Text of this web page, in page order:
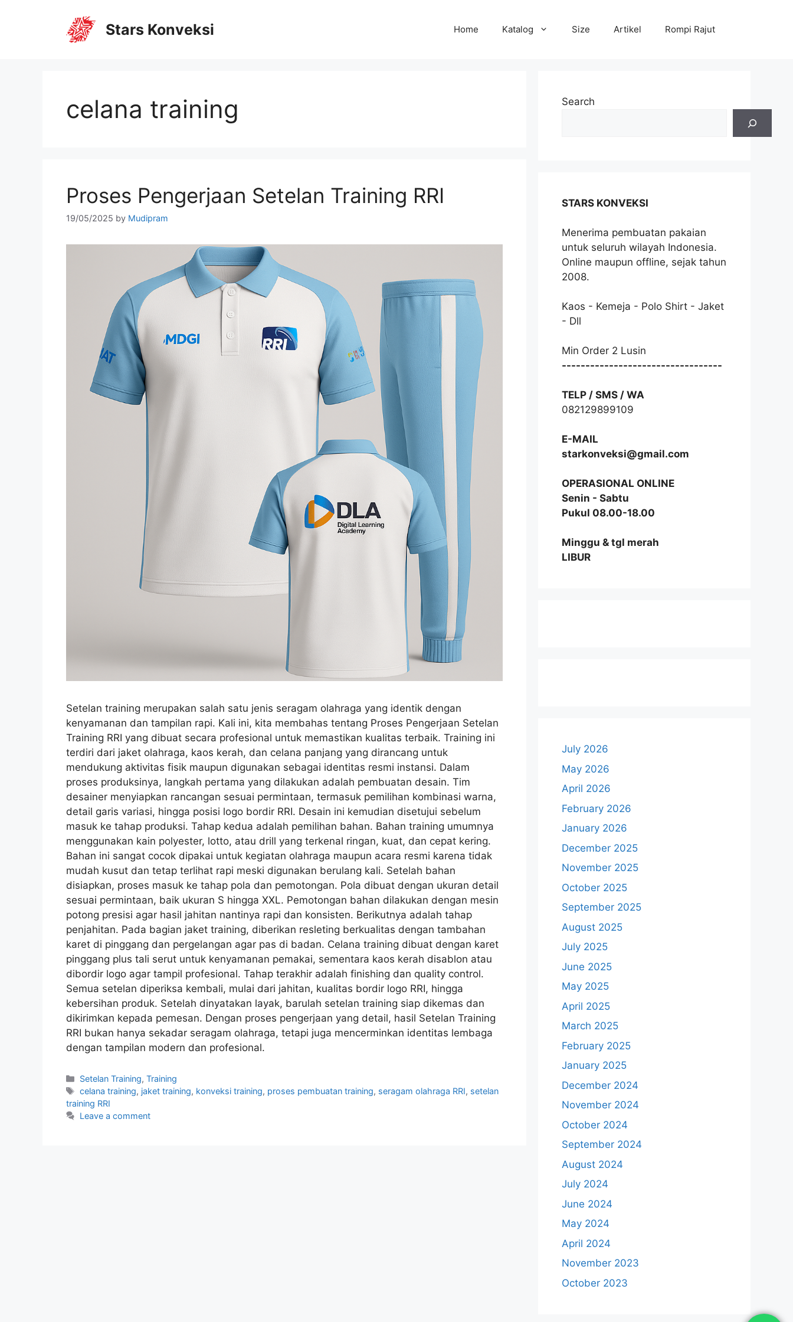
Stars Konveksi Home Katalog Size Artikel Rompi Rajut
celana training
Proses Pengerjaan Setelan Training RRI
19/05/2025 by Mudipram
Setelan training merupakan salah satu jenis seragam olahraga yang identik dengan
kenyamanan dan tampilan rapi. Kali ini, kita membahas tentang Proses Pengerjaan Setelan
Training RRI yang dibuat secara profesional untuk memastikan kualitas terbaik. Training ini
terdiri dari jaket olahraga, kaos kerah, dan celana panjang yang dirancang untuk
mendukung aktivitas fisik maupun digunakan sebagai identitas resmi instansi. Dalam
proses produksinya, langkah pertama yang dilakukan adalah pembuatan desain. Tim
desainer menyiapkan rancangan sesuai permintaan, termasuk pemilihan kombinasi warna,
detail garis variasi, hingga posisi logo bordir RRI. Desain ini kemudian disetujui sebelum
masuk ke tahap produksi. Tahap kedua adalah pemilihan bahan. Bahan training umumnya
menggunakan kain polyester, lotto, atau drill yang terkenal ringan, kuat, dan cepat kering.
Bahan ini sangat cocok dipakai untuk kegiatan olahraga maupun acara resmi karena tidak
mudah kusut dan tetap terlihat rapi meski digunakan berulang kali. Setelah bahan
disiapkan, proses masuk ke tahap pola dan pemotongan. Pola dibuat dengan ukuran detail
sesuai permintaan, baik ukuran S hingga XXL. Pemotongan bahan dilakukan dengan mesin
potong presisi agar hasil jahitan nantinya rapi dan konsisten. Berikutnya adalah tahap
penjahitan. Pada bagian jaket training, diberikan resleting berkualitas dengan tambahan
karet di pinggang dan pergelangan agar pas di badan. Celana training dibuat dengan karet
pinggang plus tali serut untuk kenyamanan pemakai, sementara kaos kerah disablon atau
dibordir logo agar tampil profesional. Tahap terakhir adalah finishing dan quality control.
Semua setelan diperiksa kembali, mulai dari jahitan, kualitas bordir logo RRI, hingga
kebersihan produk. Setelah dinyatakan layak, barulah setelan training siap dikemas dan
dikirimkan kepada pemesan. Dengan proses pengerjaan yang detail, hasil Setelan Training
RRI bukan hanya sekadar seragam olahraga, tetapi juga mencerminkan identitas lembaga
dengan tampilan modern dan profesional.
Setelan Training,Training
celana training, jaket training, konveksi training, proses pembuatan training, seragam olahraga RRI, setelan
training RRI
Leave a comment
Search
STARS KONVEKSI
Menerima pembuatan pakaian
untuk seluruh wilayah Indonesia.
Online maupun offline, sejak tahun
2008.
Kaos - Kemeja - Polo Shirt - Jaket
- Dll
Min Order 2 Lusin
----------------------------------
TELP / SMS / WA
082129899109
E-MAIL
starkonveksi@gmail.com
OPERASIONAL ONLINE
Senin - Sabtu
Pukul 08.00-18.00
Minggu & tgl merah
LIBUR
July 2026
May 2026
April 2026
February 2026
January 2026
December 2025
November 2025
October 2025
September 2025
August 2025
July 2025
June 2025
May 2025
April 2025
March 2025
February 2025
January 2025
December 2024
November 2024
October 2024
September 2024
August 2024
July 2024
June 2024
May 2024
April 2024
November 2023
October 2023